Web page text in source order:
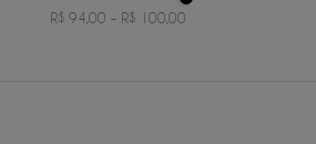
R$ 94,00 – R$ 100,00